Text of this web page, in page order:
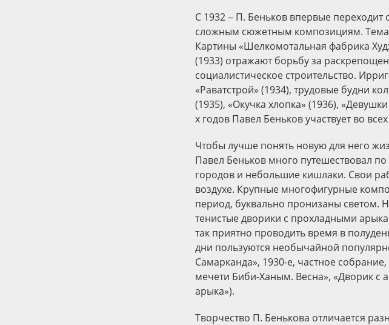
С 1932 ‒ П. Беньков впервые
сложным сюжет­ным композициям.
Картины «Шелкомотальная фабрика
(1933) отражают борьбу за
социалистическое строительство.
«Раватстрой» (1934), трудовые будни
(1935), «Окучка хлопка» (1936),
х годов Павел Беньков участвует во
Чтобы лучше понять новую для него
Павел Беньков много путешествовал
городов и небольшие кишлаки. Свои
воздухе. Крупные многофигурные
период, буквально пронизаны
тенистые дворики с прохладными
так приятно проводить время в
дни пользуются необычайной
Самарканда», 1930-е, частное
мечети Биби-Ханым. Весна», «Дворик с
арыка»).
Творчество П. Бенькова отличается